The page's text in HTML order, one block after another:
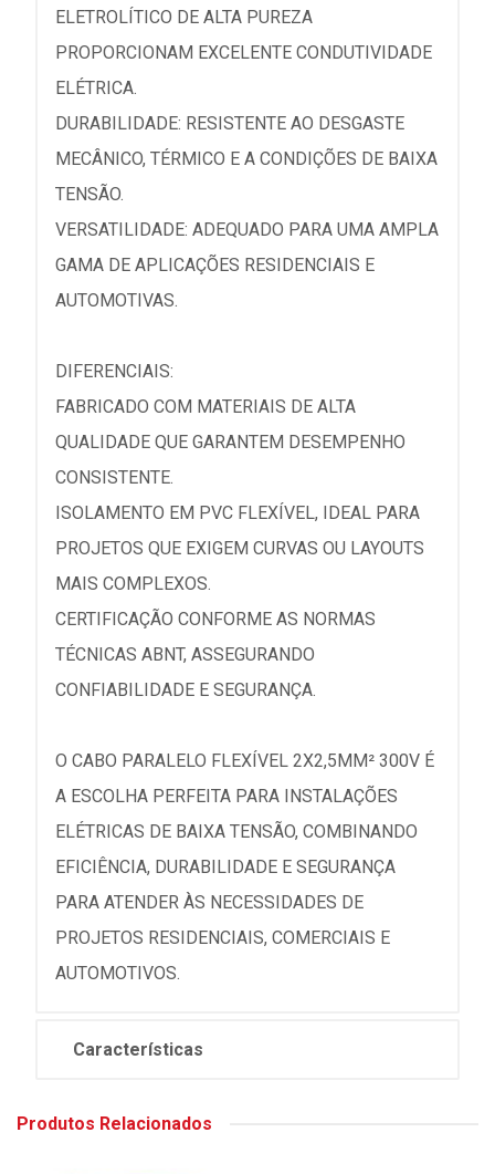
ELETROLÍTICO DE ALTA PUREZA
PROPORCIONAM EXCELENTE CONDUTIVIDADE
ELÉTRICA.
DURABILIDADE: RESISTENTE AO DESGASTE
MECÂNICO, TÉRMICO E A CONDIÇÕES DE BAIXA
TENSÃO.
VERSATILIDADE: ADEQUADO PARA UMA AMPLA
GAMA DE APLICAÇÕES RESIDENCIAIS E
AUTOMOTIVAS.
DIFERENCIAIS:
FABRICADO COM MATERIAIS DE ALTA
QUALIDADE QUE GARANTEM DESEMPENHO
CONSISTENTE.
ISOLAMENTO EM PVC FLEXÍVEL, IDEAL PARA
PROJETOS QUE EXIGEM CURVAS OU LAYOUTS
MAIS COMPLEXOS.
CERTIFICAÇÃO CONFORME AS NORMAS
TÉCNICAS ABNT, ASSEGURANDO
CONFIABILIDADE E SEGURANÇA.
O CABO PARALELO FLEXÍVEL 2X2,5MM² 300V É
A ESCOLHA PERFEITA PARA INSTALAÇÕES
ELÉTRICAS DE BAIXA TENSÃO, COMBINANDO
EFICIÊNCIA, DURABILIDADE E SEGURANÇA
PARA ATENDER ÀS NECESSIDADES DE
PROJETOS RESIDENCIAIS, COMERCIAIS E
AUTOMOTIVOS.
Características
Produtos Relacionados